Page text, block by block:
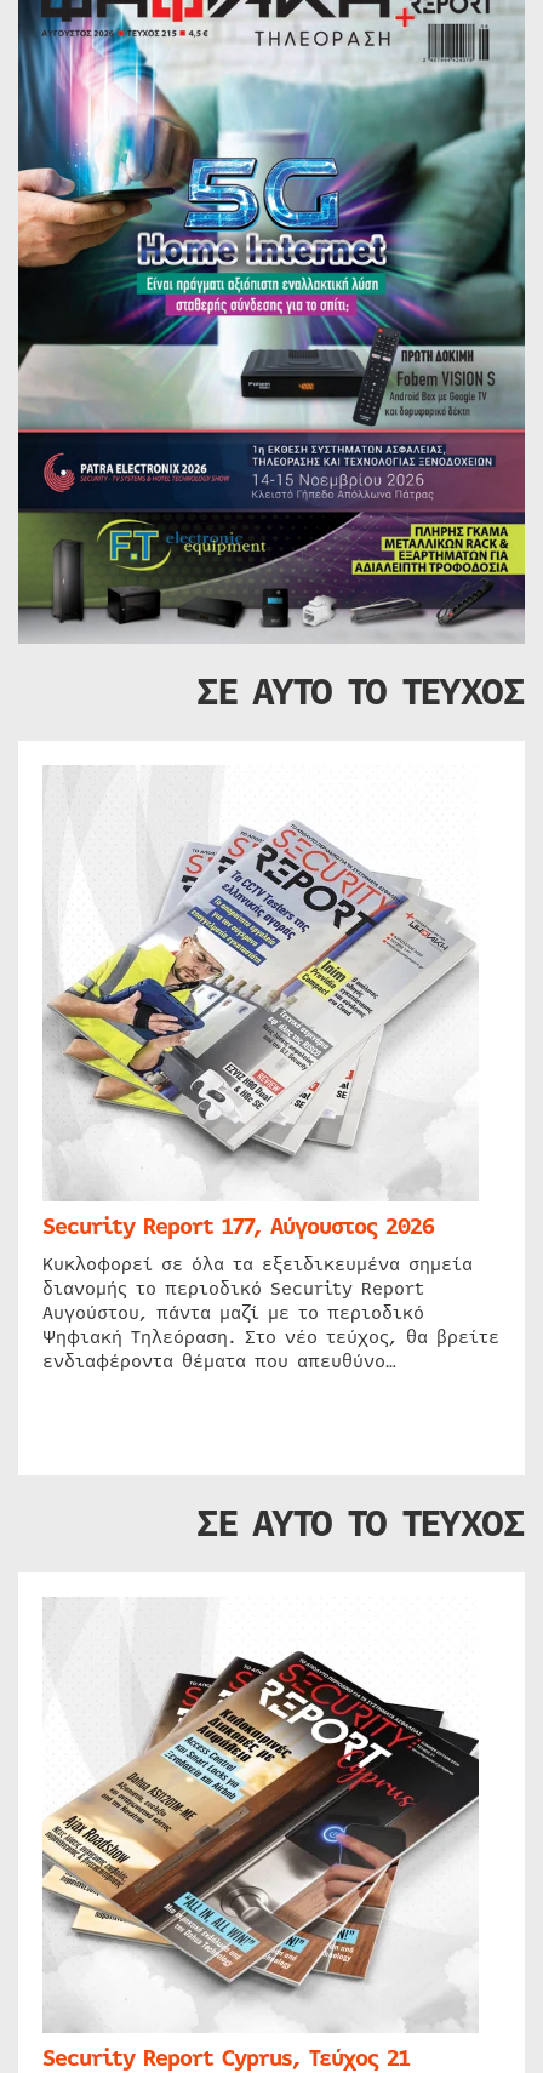
ΣΕ ΑΥΤΟ ΤΟ ΤΕΥΧΟΣ
Security Report 177, Αύγουστος 2026
Κυκλοφορεί σε όλα τα εξειδικευμένα σημεία
διανομής το περιοδικό Security Report
Αυγούστου, πάντα μαζί με το περιοδικό
Ψηφιακή Τηλεόραση. Στο νέο τεύχος, θα βρείτε
ενδιαφέροντα θέματα που απευθύνο…
ΣΕ ΑΥΤΟ ΤΟ ΤΕΥΧΟΣ
Security Report Cyprus, Τεύχος 21